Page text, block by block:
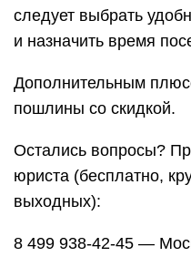
следует выбрать
и назначить время
Дополнительным
пошлины со скидкой.
Остались вопросы?
юриста (бесплатно,
выходных):
8 499 938-42-45 —